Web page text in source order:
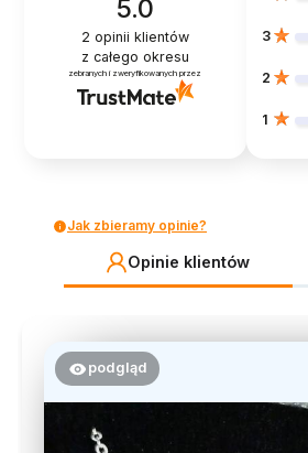
5.0
2 opinii klientów
z całego okresu
zebranych i zweryfikowanych przez
3
2
1
Jak zbieramy opinie?
Opinie klientów
podgląd